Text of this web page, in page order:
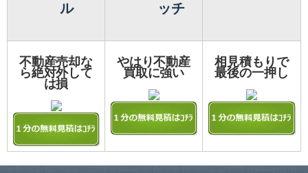
ル
ッチ
不動産売却な
ら絶対外して
は損
やはり不動産
買取に強い
相見積もりで
最後の一押し